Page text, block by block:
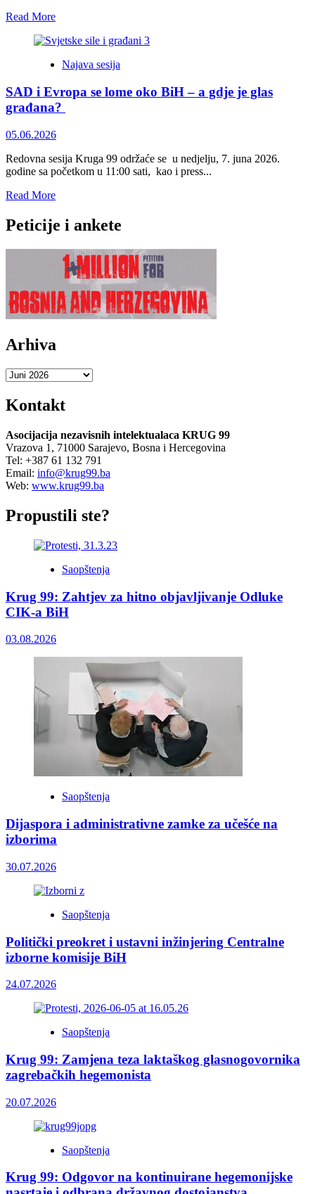
Read MoreRead
about
NIJE
PROMAŠAJ
–
CILJ
JE
POSTIGNUT
Najava sesija
SAD i Evropa se lome oko BiH – a gdje je glas
građana?
05.06.2026
Redovna sesija Kruga 99 održaće se u nedjelju, 7. juna 2026.
godine sa početkom u 11:00 sati, kao i press...
Read MoreRead
about
SAD
Evropa
lome
oko
BiH
–
gdje
glas
građana?
Peticije i ankete
Arhiva
Arhiva
Kontakt
Asocijacija nezavisnih intelektualaca KRUG 99
Vrazova 1, 71000 Sarajevo, Bosna i Hercegovina
Tel: +387 61 132 791
Email: info@krug99.ba
Web: www.krug99.ba
Propustili ste?
Saopštenja
Krug 99: Zahtjev za hitno objavljivanje Odluke
CIK-a BiH
03.08.2026
Saopštenja
Dijaspora i administrativne zamke za učešće na
izborima
30.07.2026
Saopštenja
Politički preokret i ustavni inžinjering Centralne
izborne komisije BiH
24.07.2026
Saopštenja
Krug 99: Zamjena teza laktaškog glasnogovornika
zagrebačkih hegemonista
20.07.2026
Saopštenja
Krug 99: Odgovor na kontinuirane hegemonijske